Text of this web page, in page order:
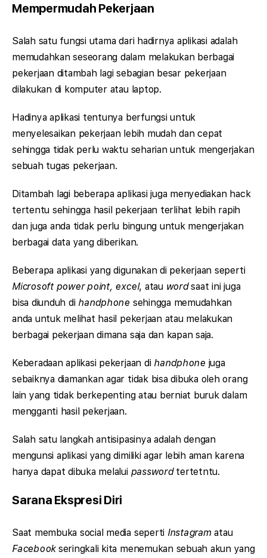
Mempermudah Pekerjaan
Salah satu fungsi utama dari hadirnya aplikasi adalah
memudahkan seseorang dalam melakukan berbagai
pekerjaan ditambah lagi sebagian besar pekerjaan
dilakukan di komputer atau laptop.
Hadinya aplikasi tentunya berfungsi untuk
menyelesaikan pekerjaan lebih mudah dan cepat
sehingga tidak perlu waktu seharian untuk mengerjakan
sebuah tugas pekerjaan.
Ditambah lagi beberapa aplikasi juga menyediakan hack
tertentu sehingga hasil pekerjaan terlihat lebih rapih
dan juga anda tidak perlu bingung untuk mengerjakan
berbagai data yang diberikan.
Beberapa aplikasi yang digunakan di pekerjaan seperti
Microsoft power point, excel, atau wordsaat ini juga
bisa diunduh di handphone sehingga memudahkan
anda untuk melihat hasil pekerjaan atau melakukan
berbagai pekerjaan dimana saja dan kapan saja.
Keberadaan aplikasi pekerjaan di handphone juga
sebaiknya diamankan agar tidak bisa dibuka oleh orang
lain yang tidak berkepenting atau berniat buruk dalam
mengganti hasil pekerjaan.
Salah satu langkah antisipasinya adalah dengan
mengunsi aplikasi yang dimiliki agar lebih aman karena
hanya dapat dibuka melalui passwordtertetntu.
Sarana Ekspresi Diri
Saat membuka social media seperti Instagramatau
Facebookseringkali kita menemukan sebuah akun yang